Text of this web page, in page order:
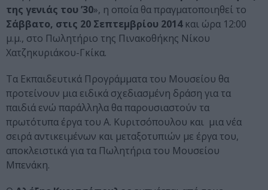
της γενιάς του ’30», η οποία θα πραγματοποιηθεί το
Σάββατο, στις 20 Σεπτεμβρίου 2014και ώρα 12:00
μ.μ., στο Πωλητήριο της Πινακοθήκης Νίκου
Χατζηκυριάκου-Γκίκα.
Τα Εκπαιδευτικά Προγράμματα του Μουσείου θα
προτείνουν μια ειδικά σχεδιασμένη δράση για τα
παιδιά ενώ παράλληλα θα παρουσιαστούν τα
πρωτότυπα έργα του Α. Κυριτσόπουλου και μια νέα
σειρά αντικειμένων και μεταξοτυπιών με έργα του,
αποκλειστικά για τα Πωλητήρια του Μουσείου
Μπενάκη.